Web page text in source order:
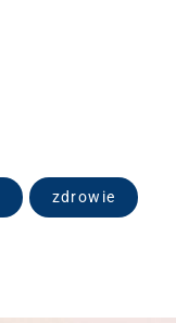
zdrowie